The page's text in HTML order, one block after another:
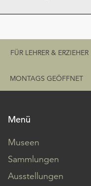
Schnellzugriff
FÜR LEHRER & ERZIEHER
MONTAGS GEÖFFNET
Menü
Museen
Sammlungen
Ausstellungen